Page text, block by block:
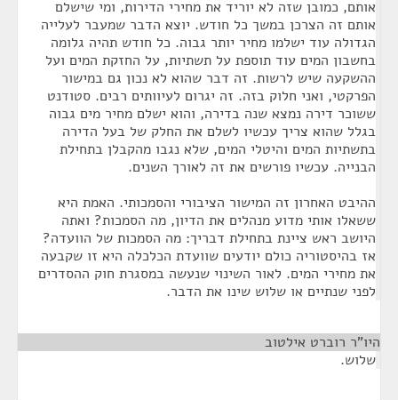
אותם, כמובן שזה לא יוריד את מחירי הדירות, ומי שישלם
אותם זה הצרכן במשך כל חודש. יוצא הדבר שמעבר לעלייה
הגדולה עוד ישלמו מחיר יותר גבוה. כל חודש תהיה גלומה
בחשבון המים עוד תוספת על תשתיות, על החזקת המים ועל
ההשקעה שיש לרשות. זה דבר שהוא לא נכון גם במישור
הפרקטי, ואני חלוק בזה. זה יגרום לעיוותים רבים. סטודנט
ששוכר דירה נמצא שנה בדירה, והוא ישלם מחיר מים גבוה
בגלל שהוא צריך עכשיו לשלם את החלק של בעל הדירה
בתשתיות המים והיטלי המים, שלא נגבו מהקבלן בתחילת
הבנייה. עכשיו פורשים את זה לאורך השנים.
ההיבט האחרון זה המישור הציבורי והסמכותי. האמת היא
ששאלו אותי מדוע מנהלים את הדיון, מה הסמכות? ואתה
היושב ראש ציינת בתחילת דבריך: מה הסמכות של הוועדה?
אז בהיסטוריה כולם יודעים שוועדת הכלכלה היא זו שקבעה
את מחירי המים. לאור השינוי שנעשה במסגרת חוק ההסדרים
לפני שנתיים או שלוש שינו את הדבר.
היו"ר רוברט אילטוב
שלוש.